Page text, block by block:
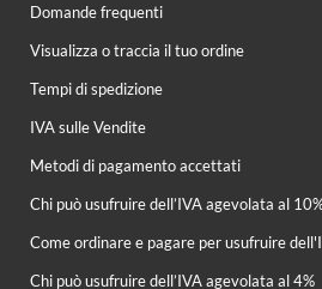
Domande frequenti
Visualizza o traccia il tuo ordine
Tempi di spedizione
IVA sulle Vendite
Metodi di pagamento accettati
Chi può usufruire dell’IVA agevolata al
Come ordinare e pagare per usufruire
Chi può usufruire dell’IVA agevolata al 4%